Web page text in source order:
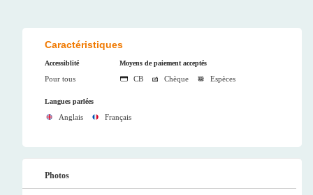
Caractéristiques
Accessiblité
Pour tous
Moyens de paiement acceptés
CB Chèque Espèces
Langues parlées
Anglais Français
Photos